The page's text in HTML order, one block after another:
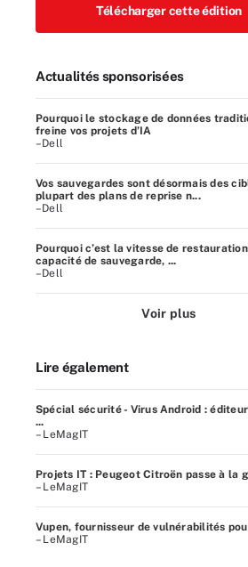
Télécharger cette édition
Actualités sponsorisées
Pourquoi le stockage de données
freine vos projets d’IA
–Dell
Vos sauvegardes sont désormais des
plupart des plans de reprise n...
–Dell
Pourquoi c’est la vitesse de
capacité de sauvegarde, ...
–Dell
Voir plus
Lire également
Spécial sécurité - Virus Android :
...
– LeMagIT
Projets IT : Peugeot Citroën passe à la
– LeMagIT
Vupen, fournisseur de vulnérabilités
– LeMagIT